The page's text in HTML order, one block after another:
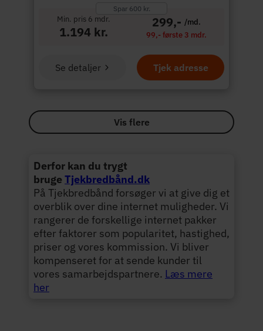
Spar 600 kr.
Min. pris 6 mdr.
1.194 kr.
299,- /md.
99,- første 3 mdr.
Tjek adresse
Se detaljer
Vis flere
Derfor kan du trygt
brugeTjekbredbånd.dk
På Tjekbredbånd forsøger vi at give dig et
overblik over dine internet muligheder. Vi
rangerer de forskellige internet pakker
efter faktorer som popularitet, hastighed,
priser og vores kommission. Vi bliver
kompenseret for at sende kunder til
vores samarbejdspartnere. Læs mere
her